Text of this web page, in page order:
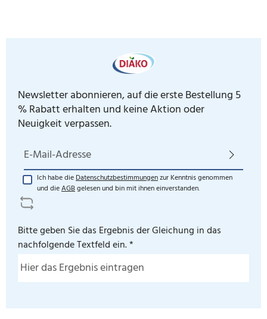
Newsletter abonnieren, auf die erste Bestellung 5
% Rabatt erhalten und keine Aktion oder
Neuigkeit verpassen.
E-Mail-Adresse*
Ich habe dieDatenschutzbestimmungenzur Kenntnis genommen
und dieAGBgelesen und bin mit ihnen einverstanden.
Bitte geben Sie das Ergebnis der Gleichung in das
nachfolgende Textfeld ein. *